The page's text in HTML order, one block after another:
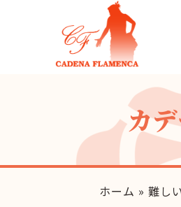
カ
ホーム » 難し